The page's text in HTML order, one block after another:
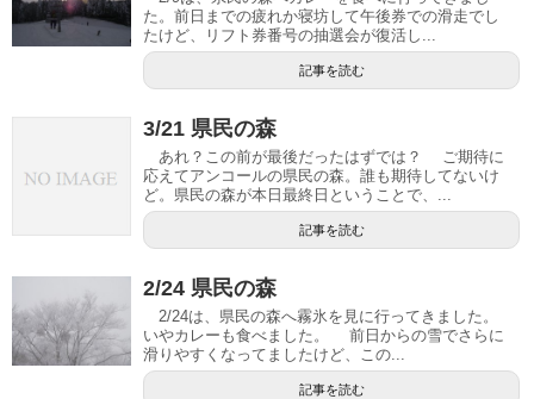
た。前日までの疲れか寝坊して午後券での滑走でし
たけど、リフト券番号の抽選会が復活し...
記事を読む
3/21 県民の森
あれ？この前が最後だったはずでは？ ご期待に
応えてアンコールの県民の森。誰も期待してないけ
ど。県民の森が本日最終日ということで、...
記事を読む
2/24 県民の森
2/24は、県民の森へ霧氷を見に行ってきました。
いやカレーも食べました。 前日からの雪でさらに
滑りやすくなってましたけど、この...
記事を読む